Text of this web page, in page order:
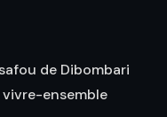
de Dibombari
ensemble